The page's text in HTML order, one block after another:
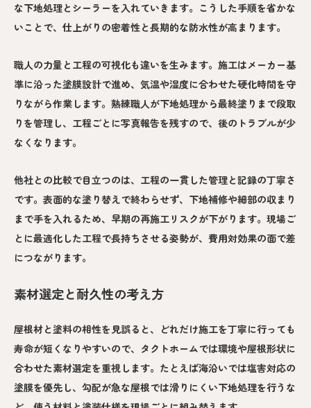
な下地処理とシーラーを入れていきます。こうした手順を省かな
いことで、仕上がりの密着性と長期的な防水性が高まります。
職人の力量と工程の可視化も違いを生みます。施工はメーカー基
準に沿った塗膜設計で進め、気温や湿度に合わせた硬化時間を守
りながら作業します。熟練職人が下地処理から最終塗りまで段取
りを管理し、工程ごとに写真報告を残すので、後のトラブルが少
なくなります。
他社との比較で目立つのは、工程の一貫した管理と記録の丁寧さ
です。表面的な塗り替えで終わらせず、下地補修や細部の収まり
まで手を入れるため、早期の再施工リスクが下がります。現場ご
とに最適化した工程で長持ちさせる姿勢が、費用対効果の面で差
につながります。
素材選定と耐久性の考え方
屋根材と塗料の相性を見誤ると、どれだけ施工を丁寧に行っても
寿命が短くなりやすいので、タクトホームでは環境や屋根形状に
合わせた素材選定を重視します。たとえば海沿いでは塩害対応の
塗膜を優先し、勾配が急な屋根では滑りにくい下地処理を行うな